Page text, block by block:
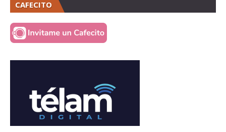
CAFECITO